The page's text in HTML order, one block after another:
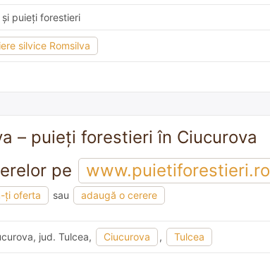
și puieți forestieri
silvice Romsilva
– puieți forestieri în Ciucurova
Vezi toate ofertele pepinierelor pe
www.puietiforestieri.ro
ți oferta sau
adaugă o cerere
jud. Tulcea, Ciucurova , Tulcea